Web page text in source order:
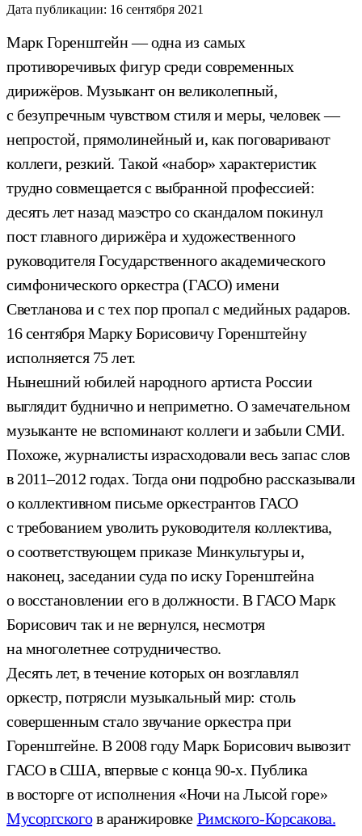
Дата публикации: 16 сентября 2021
Марк Горенштейн — одна из самых
противоречивых фигур среди современных
дирижёров. Музыкант он великолепный,
с безупречным чувством стиля и меры, человек —
непростой, прямолинейный и, как поговаривают
коллеги, резкий. Такой «набор» характеристик
трудно совмещается с выбранной профессией:
десять лет назад маэстро со скандалом покинул
пост главного дирижёра и художественного
руководителя Государственного академического
симфонического оркестра (ГАСО) имени
Светланова и с тех пор пропал с медийных радаров.
16 сентября Марку Борисовичу Горенштейну
исполняется 75 лет.
Нынешний юбилей народного артиста России
выглядит буднично и неприметно. О замечательном
музыканте не вспоминают коллеги и забыли СМИ.
Похоже, журналисты израсходовали весь запас слов
в 2011–2012 годах. Тогда они подробно рассказывали
о коллективном письме оркестрантов ГАСО
с требованием уволить руководителя коллектива,
о соответствующем приказе Минкультуры и,
наконец, заседании суда по иску Горенштейна
о восстановлении его в должности. В ГАСО Марк
Борисович так и не вернулся, несмотря
на многолетнее сотрудничество.
Десять лет, в течение которых он возглавлял
оркестр, потрясли музыкальный мир: столь
совершенным стало звучание оркестра при
Горенштейне. В 2008 году Марк Борисович вывозит
ГАСО в США, впервые с конца 90-х. Публика
в восторге от исполнения «Ночи на Лысой горе»
Мусоргскогов аранжировке Римского-Корсакова.